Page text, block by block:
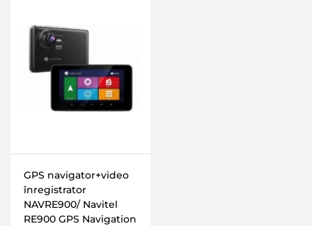
GPS navigator+video
înregistrator
NAVRE900/ Navitel
RE900 GPS Navigation